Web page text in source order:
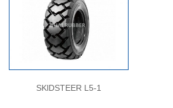
SKlDSTEER L5-1